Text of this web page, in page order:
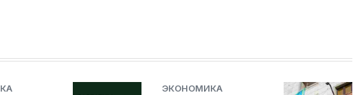
ЭКОНОМИКА